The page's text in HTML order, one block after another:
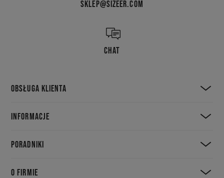
SKLEP@SIZEER.COM
CHAT
OBSŁUGA KLIENTA
INFORMACJE
PORADNIKI
O FIRMIE